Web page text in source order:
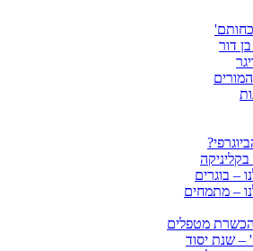
דור
בקליניקה
– בוגרים
– מתמחים
הכשרת מטפלים
– שנת יסוד